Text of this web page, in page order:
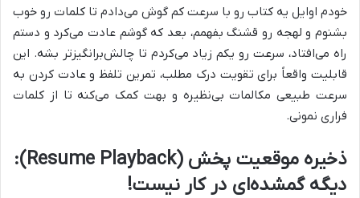
خودم اوایل یه کتاب رو با سرعت کم گوش می‌دادم تا کلمات رو خوب
بشنوم و لهجه رو قشنگ بفهمم، بعد که گوشم عادت می‌کرد و دستم
راه می‌افتاد، سرعت رو یکم زیاد می‌کردم تا چالش‌برانگیزتر بشه. این
قابلیت واقعاً برای تقویت درک مطلب، تمرین تلفظ و عادت کردن به
سرعت طبیعی مکالمات بی‌نظیره و بهت کمک می‌کنه تا از کلمات
فراری نمونی.
ذخیره موقعیت پخش (Resume Playback):
دیگه گمشده‌ای در کار نیست!